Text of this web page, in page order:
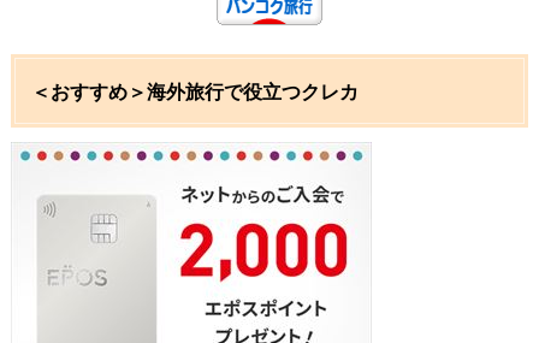
＜おすすめ＞海外旅行で役立つクレカ